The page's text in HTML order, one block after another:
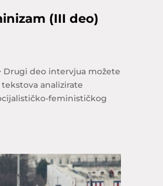
(III deo)
Drugi deo intervjua možete
analizirate
feminističkog